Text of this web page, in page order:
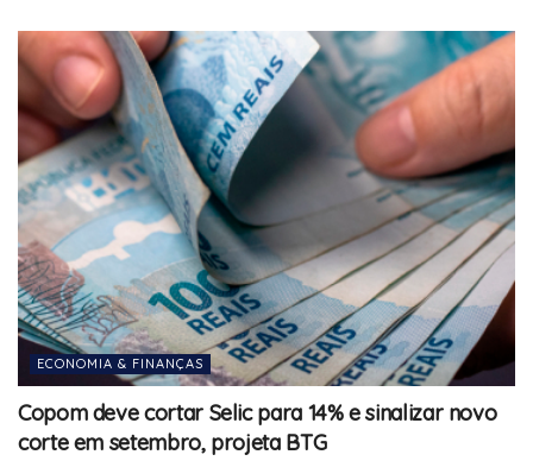
ECONOMIA & FINANÇAS
Copom deve cortar Selic para 14% e sinalizar novo
corte em setembro, projeta BTG